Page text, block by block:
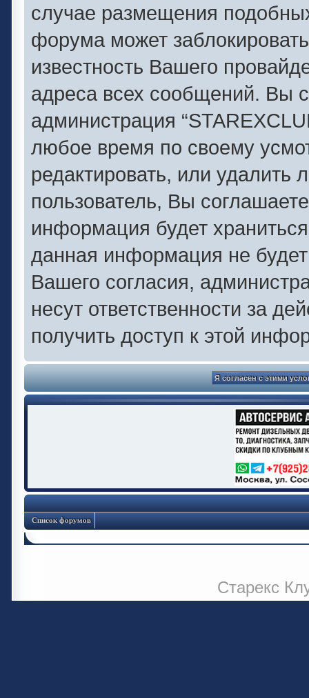
случае размещения
форума может
известность Вашего
адреса всех сообщений. Вы
администрация
любое время по своему
редактировать, или
пользователь, Вы
информация будет
данная информация не
Вашего согласия,
несут ответственности за
получить доступ к этой
Список форумов
Старекс